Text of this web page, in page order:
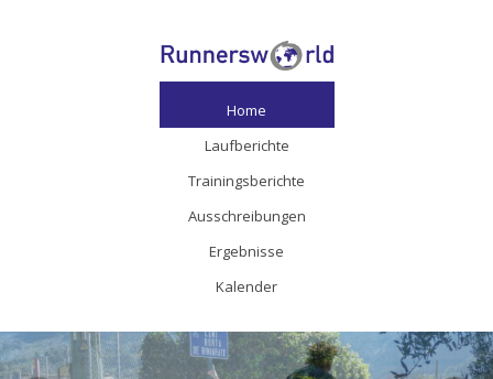
Home
Laufberichte
Trainingsberichte
Ausschreibungen
Ergebnisse
Kalender